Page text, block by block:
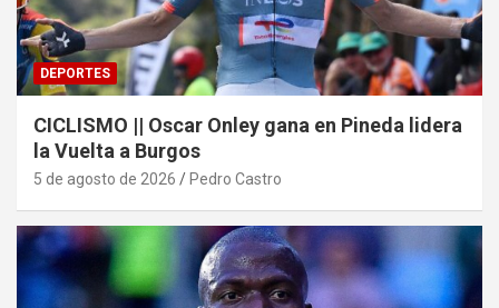
DEPORTES
CICLISMO || Oscar Onley gana en Pineda lidera
la Vuelta a Burgos
5 de agosto de 2026 Pedro Castro